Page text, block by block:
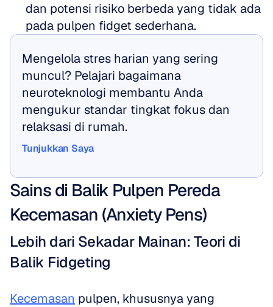
dan potensi risiko berbeda yang tidak ada
pada pulpen fidget sederhana.
Mengelola stres harian yang sering
muncul? Pelajari bagaimana
neuroteknologi membantu Anda
mengukur standar tingkat fokus dan
relaksasi di rumah.
Tunjukkan Saya
Sains di Balik Pulpen Pereda
Kecemasan (Anxiety Pens)
Lebih dari Sekadar Mainan: Teori di
Balik Fidgeting
Kecemasan pulpen, khususnya yang